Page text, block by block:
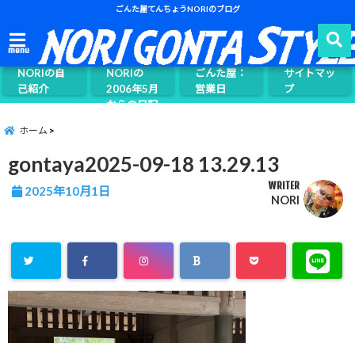
ごんた屋てんちょうNORIのブログ
menu
NORIの自
己紹介
ごんた屋て
んちょう
NORIの
2006年5月
からの日記
ごんた屋：
営業日
サイトマッ
プ
ホーム
gontaya2025-09-18 13.29.13
2025年10月1日 WRITER
NORI